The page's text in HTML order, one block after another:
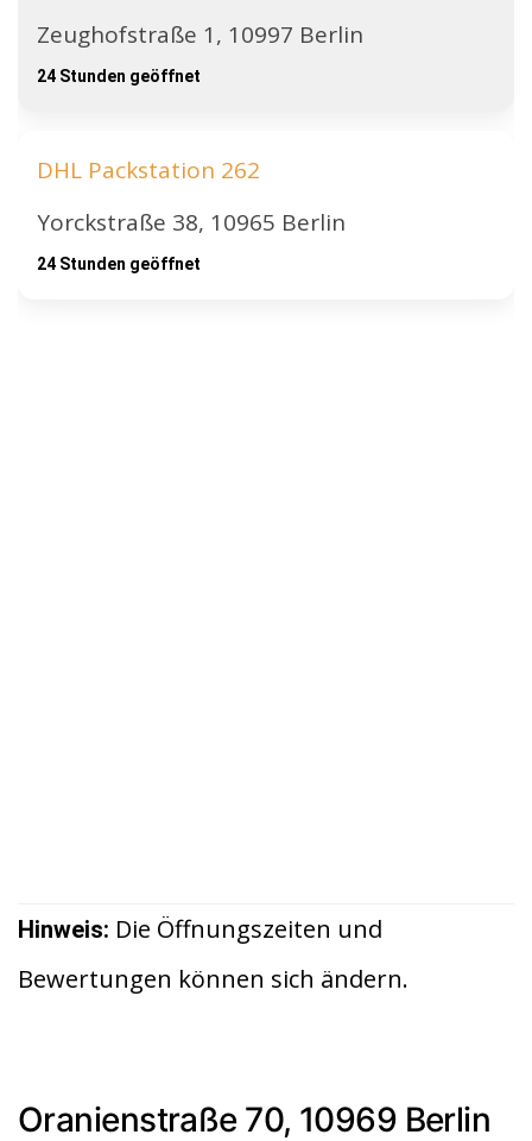
Zeughofstraße 1, 10997 Berlin
24 Stunden geöffnet
DHL Packstation 262
Yorckstraße 38, 10965 Berlin
24 Stunden geöffnet
Hinweis: Die Öffnungszeiten und
Bewertungen können sich ändern.
Oranienstraße 70, 10969 Berlin